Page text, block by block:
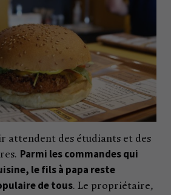
attendent des étudiants et des
Parmi les commandes qui
le fils à papa reste
de tous. Le propriétaire,